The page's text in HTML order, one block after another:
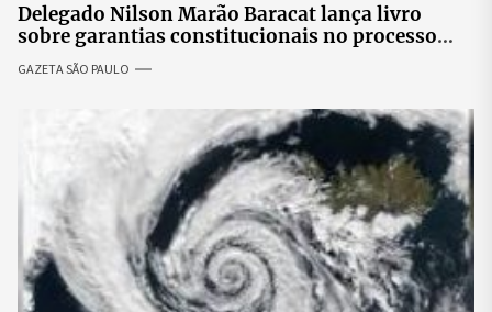
Delegado Nilson Marão Baracat lança livro
sobre garantias constitucionais no processo
penal brasileiro
GAZETA SÃO PAULO